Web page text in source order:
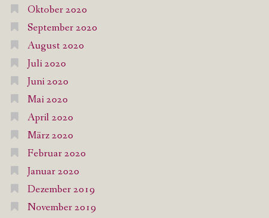
Oktober 2020
September 2020
August 2020
Juli 2020
Juni 2020
Mai 2020
April 2020
März 2020
Februar 2020
Januar 2020
Dezember 2019
November 2019